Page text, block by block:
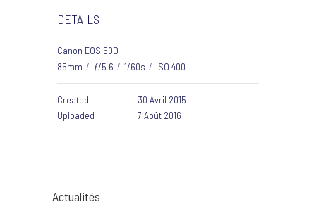
DETAILS
Canon EOS 50D
85mm / ƒ/5.6 / 1/60s / ISO 400
Created
30 Avril 2015
Uploaded
7 Août 2016
Actualités